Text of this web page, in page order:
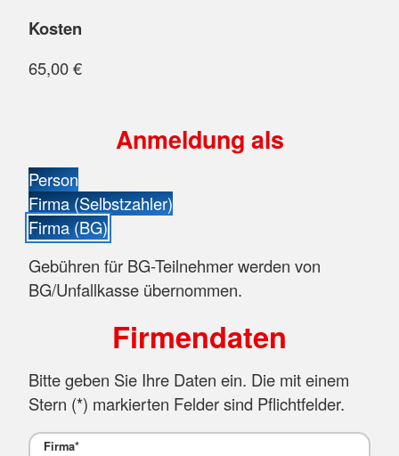
Kosten
65,00 €
Anmeldung als
Person
Firma (Selbstzahler)
Firma (BG)
Gebühren für BG-Teilnehmer werden von
BG/Unfallkasse übernommen.
Firmendaten
Bitte geben Sie Ihre Daten ein. Die mit einem
Stern (*) markierten Felder sind Pflichtfelder.
Firma*